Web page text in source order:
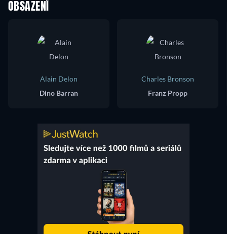
OBSAZENÍ
Alain Delon
Dino Barran
Charles Bronson
Franz Propp